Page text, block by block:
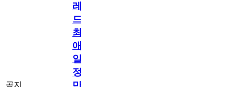
공지
레
드]
최
애
일
정